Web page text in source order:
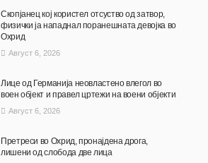
Скопјанец кој користел отсуство од затвор,
физички ја нападнал поранешната девојка во
Охрид
Август 6, 2026
Лице од Германија неовластено влегол во
воен објект и правел цртежи на воени објекти
Август 6, 2026
Претреси во Охрид, пронајдена дрога,
лишени од слобода две лица